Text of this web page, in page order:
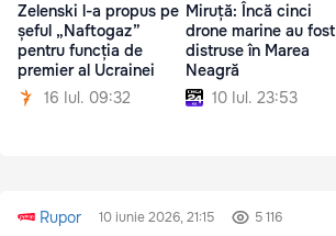
Zelenski l-a propus pe
șeful „Naftogaz”
pentru funcția de
premier al Ucrainei
16 Iul. 09:32
Miruță: Încă cinci
drone marine au fost
distruse în Marea
Neagră
10 Iul. 23:53
Rupor 10 iunie 2026, 21:15 5 116